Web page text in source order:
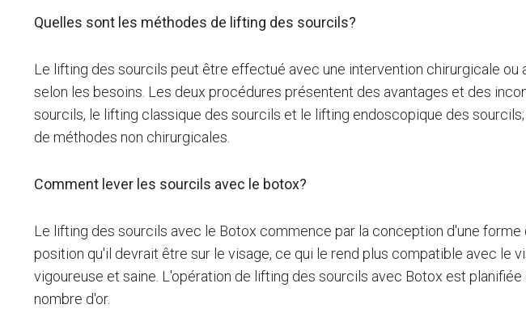
Quelles sont les méthodes de lifting des sourcils?
Le lifting des sourcils peut être effectué avec une intervention chirurgicale
selon les besoins. Les deux procédures présentent des avantages et des
sourcils, le lifting classique des sourcils et le lifting endoscopique des
de méthodes non chirurgicales.
Comment lever les sourcils avec le botox?
Le lifting des sourcils avec le Botox commence par la conception d'une
position qu'il devrait être sur le visage, ce qui le rend plus compatible avec le
vigoureuse et saine. L'opération de lifting des sourcils avec Botox est
nombre d'or.